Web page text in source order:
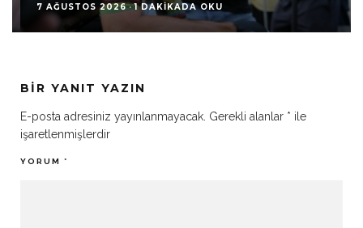
7 AĞUSTOS 2026 · 1 DAKIKADA OKU
BIR YANIT YAZIN
E-posta adresiniz yayınlanmayacak. Gerekli alanlar * ile
işaretlenmişlerdir
YORUM *